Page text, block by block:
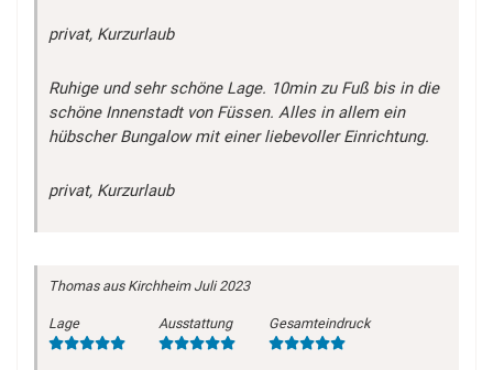
privat, Kurzurlaub
Ruhige und sehr schöne Lage. 10min zu Fuß bis in die
schöne Innenstadt von Füssen. Alles in allem ein
hübscher Bungalow mit einer liebevoller Einrichtung.
privat, Kurzurlaub
Thomasaus Kirchheim Juli 2023
Lage Ausstattung Gesamteindruck